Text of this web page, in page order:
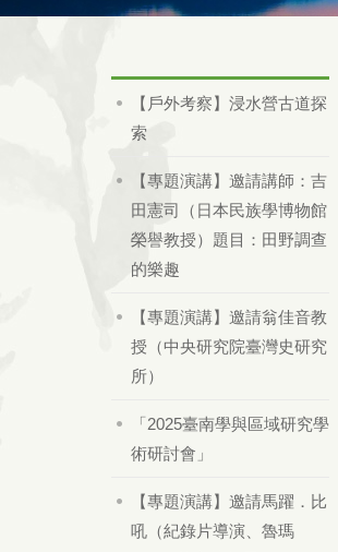
【戶外考察】浸水營古道探
索
【專題演講】邀請講師：吉
田憲司（日本民族學博物館
榮譽教授）題目：田野調查
的樂趣
【專題演講】邀請翁佳音教
授（中央研究院臺灣史研究
所）
「2025臺南學與區域研究學
術研討會」
【專題演講】邀請馬躍．比
吼（紀錄片導演、魯瑪